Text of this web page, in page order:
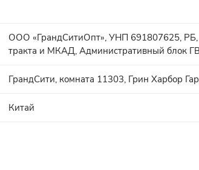
ООО «ГрандСитиОпт», УНП 691807625, РБ,
тракта и МКАД, Административный блок
ГрандСити, комната 11303, Грин Харбор
Китай